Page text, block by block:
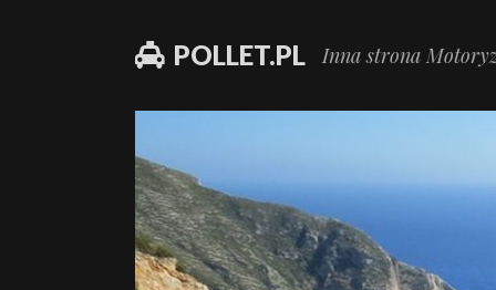
POLLET.PL Inna strona